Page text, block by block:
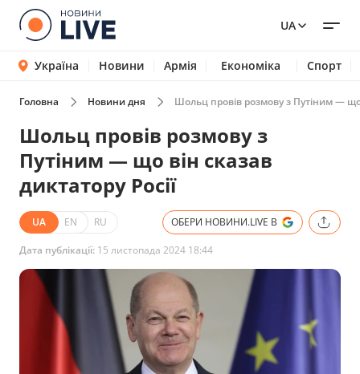
UA
Україна Новини Армія Економіка Спорт
Головна Новини дня Шольц провів розмову з Путіним — що
Шольц провів розмову з
Путіним — що він сказав
диктатору Росії
UA EN RU ОБЕРИ НОВИНИ.LIVE В
Дата публікації: 15 листопада 2024 18:44